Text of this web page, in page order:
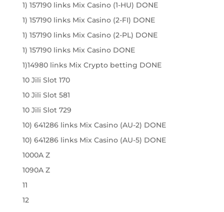
1) 157190 links Mix Casino (1-HU) DONE
1) 157190 links Mix Casino (2-FI) DONE
1) 157190 links Mix Casino (2-PL) DONE
1) 157190 links Mix Casino DONE
1)14980 links Mix Crypto betting DONE
10 Jili Slot 170
10 Jili Slot 581
10 Jili Slot 729
10) 641286 links Mix Casino (AU-2) DONE
10) 641286 links Mix Casino (AU-5) DONE
1000A Z
1090A Z
11
12